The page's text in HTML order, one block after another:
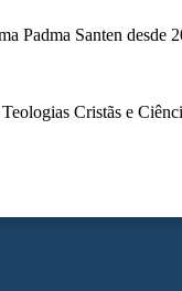
Padma Santen desde
Cristãs e